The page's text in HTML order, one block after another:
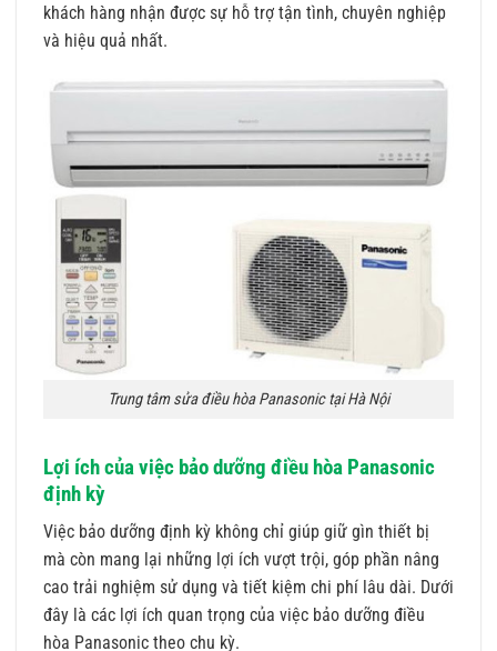
khách hàng nhận được sự hỗ trợ tận tình, chuyên nghiệp
và hiệu quả nhất.
Trung tâm sửa điều hòa Panasonic tại Hà Nội
Lợi ích của việc bảo dưỡng điều hòa Panasonic
định kỳ
Việc bảo dưỡng định kỳ không chỉ giúp giữ gìn thiết bị
mà còn mang lại những lợi ích vượt trội, góp phần nâng
cao trải nghiệm sử dụng và tiết kiệm chi phí lâu dài. Dưới
đây là các lợi ích quan trọng của việc bảo dưỡng điều
hòa Panasonic theo chu kỳ.